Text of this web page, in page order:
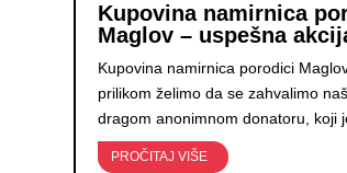
Kupovina namirnica
Maglov – uspešna
Kupovina namirnica porodici
prilikom želimo da se zahvalimo
dragom anonimnom donatoru, koji
PROČITAJ VIŠE